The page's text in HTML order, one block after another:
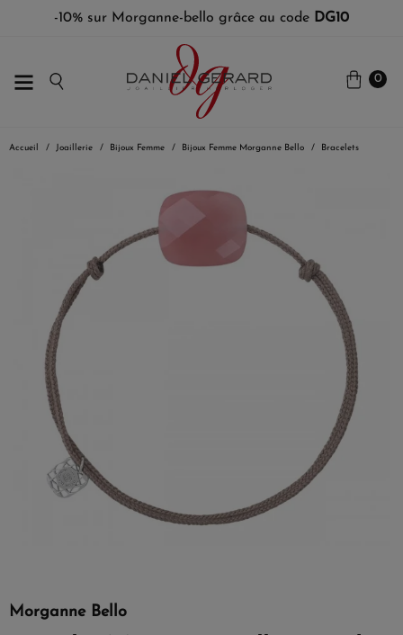
-10% sur Morganne-bello grâce au code DG10
0
Accueil Joaillerie Bijoux Femme Bijoux Femme Morganne Bello Bracelets
Morganne Bello